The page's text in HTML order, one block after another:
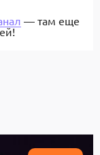
— там еще